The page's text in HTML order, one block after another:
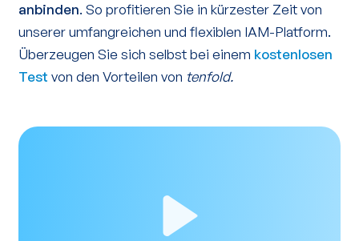
anbinden. So profitieren Sie in kürzester Zeit von
unserer umfangreichen und flexiblen IAM-Platform.
Überzeugen Sie sich selbst bei einem kostenlosen
Test von den Vorteilen von tenfold.